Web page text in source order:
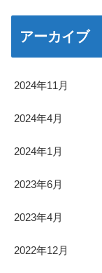
アーカイブ
2024年11月
2024年4月
2024年1月
2023年6月
2023年4月
2022年12月